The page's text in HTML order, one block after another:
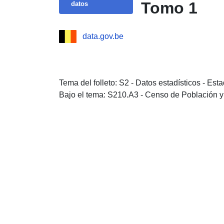
datos Tomo 1
data.gov.be
Tema del folleto: S2 - Datos estadísticos -
Bajo el tema: S210.A3 - Censo de Población